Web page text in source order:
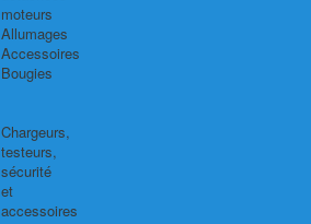
moteurs
Allumages
Accessoires
Bougies
Chargeurs,
testeurs,
sécurité
et
accessoires